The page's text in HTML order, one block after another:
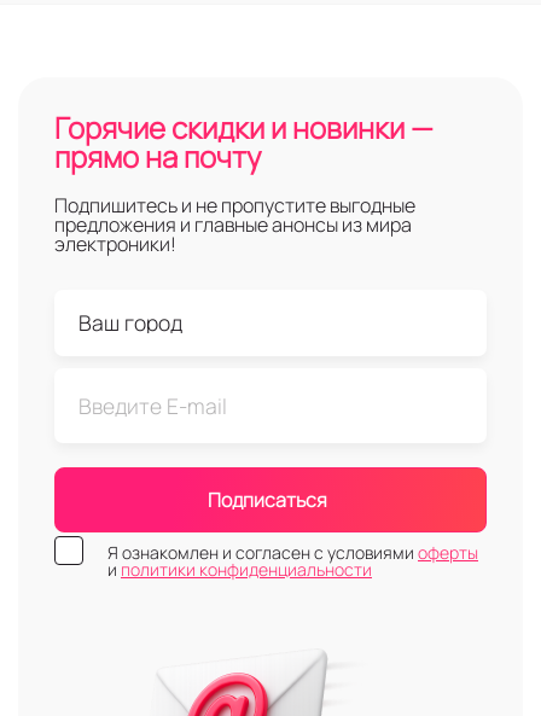
Горячие скидки и новинки —
прямо на почту
Подпишитесь и не пропустите выгодные
предложения и главные анонсы из мира
электроники!
Подписаться
Я ознакомлен и согласен с условиями оферты
и политики конфиденциальности